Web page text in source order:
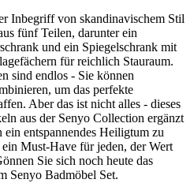
Inbegriff von skandinavischem Stil
fünf Teilen, darunter ein
und ein Spiegelschrank mit
für reichlich Stauraum.
sind endlos - Sie können
um das perfekte
Aber das ist nicht alles - dieses
aus der Senyo Collection ergänzt
entspannendes Heiligtum zu
Must-Have für jeden, der Wert
Sie sich noch heute das
Senyo Badmöbel Set.